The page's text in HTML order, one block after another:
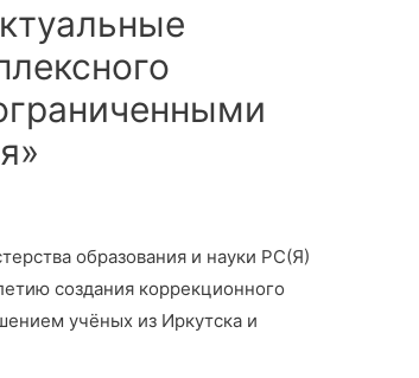
образования и науки РС(Я)
создания коррекционного
учёных из Иркутска и